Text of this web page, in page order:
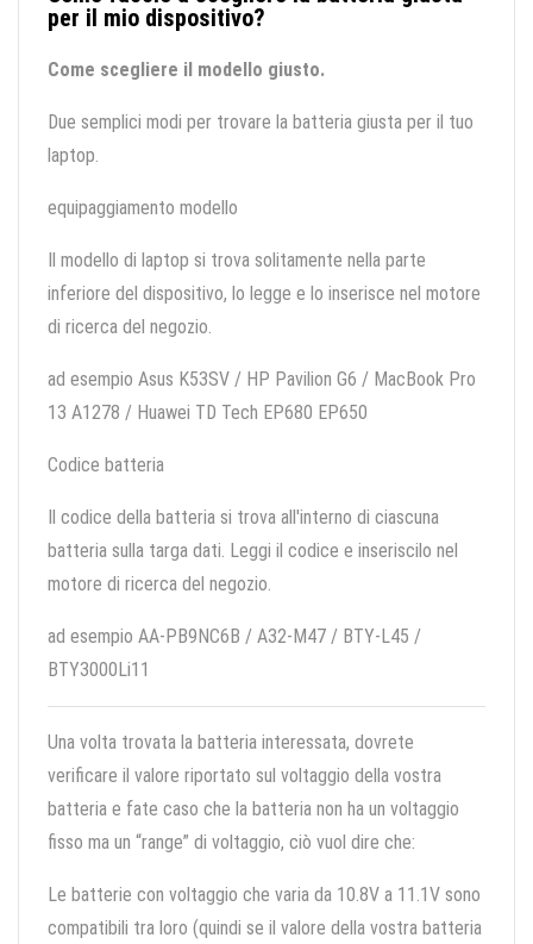
per il mio dispositivo?
Come scegliere il modello giusto.
Due semplici modi per trovare la batteria giusta per il tuo
laptop.
equipaggiamento modello
Il modello di laptop si trova solitamente nella parte
inferiore del dispositivo, lo legge e lo inserisce nel motore
di ricerca del negozio.
ad esempio Asus K53SV / HP Pavilion G6 / MacBook Pro
13 A1278 / Huawei TD Tech EP680 EP650
Codice batteria
Il codice della batteria si trova all'interno di ciascuna
batteria sulla targa dati. Leggi il codice e inseriscilo nel
motore di ricerca del negozio.
ad esempio AA-PB9NC6B / A32-M47 / BTY-L45 /
BTY3000Li11
Una volta trovata la batteria interessata, dovrete
verificare il valore riportato sul voltaggio della vostra
batteria e fate caso che la batteria non ha un voltaggio
fisso ma un “range” di voltaggio, ciò vuol dire che:
Le batterie con voltaggio che varia da 10.8V a 11.1V sono
compatibili tra loro (quindi se il valore della vostra batteria